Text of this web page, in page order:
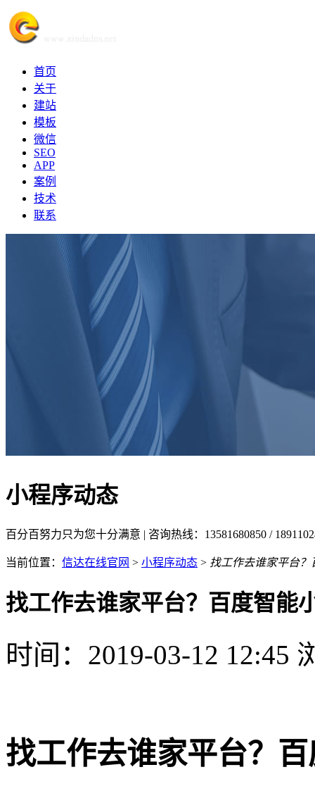
首页
关于
建站
模板
微信
SEO
APP
案例
技术
联系
小程序动态
百分百努力只为您十分满意 | 咨询热线：13581680850 /
当前位置： 信达在线官网 > 小程序动态 > 找工作去谁家平台
找工作去谁家平台？百度智能
时间：2019-03-12 12:45
找工作去谁家平台？